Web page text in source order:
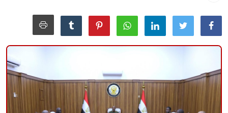
منوعات
حوادث وقضايا
عالمية